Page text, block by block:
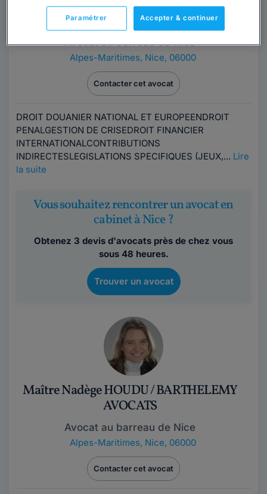
Maître Jean-François FOUQUÉ
Avocat au barreau de Nice
Alpes-Maritimes, Nice, 06000
Contacter cet avocat
DROIT DOUANIER NATIONAL ET EUROPEENDROIT
PENALGESTION DE CRISEDROIT FINANCIER
INTERNATIONALCONTRIBUTIONS
INDIRECTESLEGISLATIONS SPECIFIQUES (JEUX,... Lire
la suite
Vous souhaitez rencontrer un avocat en
cabinet à Nice ?
Obtenez 3 devis d'avocats près de chez vous
sous 48 heures.
Trouver un avocat
Maître Nadège HOUDU / BARTHELEMY
AVOCATS
Avocat au barreau de Nice
Alpes-Maritimes, Nice, 06000
Contacter cet avocat
Accepter & continuer
Paramétrer